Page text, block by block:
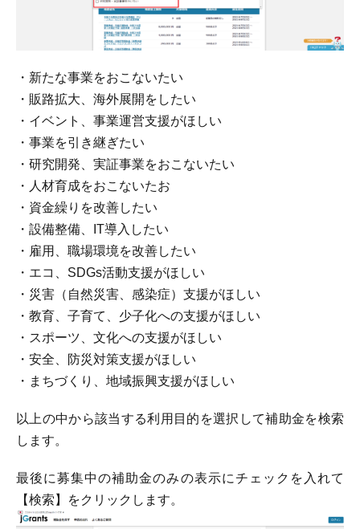
・新たな事業をおこないたい
・販路拡大、海外展開をしたい
・イベント、事業運営支援がほしい
・事業を引き継ぎたい
・研究開発、実証事業をおこないたい
・人材育成をおこないたお
・資金繰りを改善したい
・設備整備、IT導入したい
・雇用、職場環境を改善したい
・エコ、SDGs活動支援がほしい
・災害（自然災害、感染症）支援がほしい
・教育、子育て、少子化への支援がほしい
・スポーツ、文化への支援がほしい
・安全、防災対策支援がほしい
・まちづくり、地域振興支援がほしい
以上の中から該当する利用目的を選択して補助金を検索
します。
最後に募集中の補助金のみの表示にチェックを入れて
【検索】をクリックします。